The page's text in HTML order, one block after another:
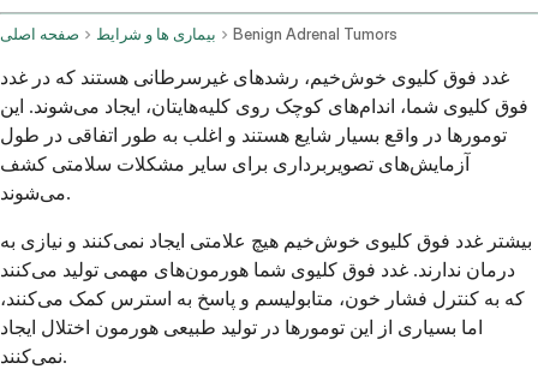
صفحه اصلی بیماری ها و شرایط Benign Adrenal Tumors
غدد فوق کلیوی خوش‌خیم، رشدهای غیرسرطانی هستند که در غدد
فوق کلیوی شما، اندام‌های کوچک روی کلیه‌هایتان، ایجاد می‌شوند. این
تومورها در واقع بسیار شایع هستند و اغلب به طور اتفاقی در طول
آزمایش‌های تصویربرداری برای سایر مشکلات سلامتی کشف
می‌شوند.
بیشتر غدد فوق کلیوی خوش‌خیم هیچ علامتی ایجاد نمی‌کنند و نیازی به
درمان ندارند. غدد فوق کلیوی شما هورمون‌های مهمی تولید می‌کنند
که به کنترل فشار خون، متابولیسم و پاسخ به استرس کمک می‌کنند،
اما بسیاری از این تومورها در تولید طبیعی هورمون اختلال ایجاد
نمی‌کنند.